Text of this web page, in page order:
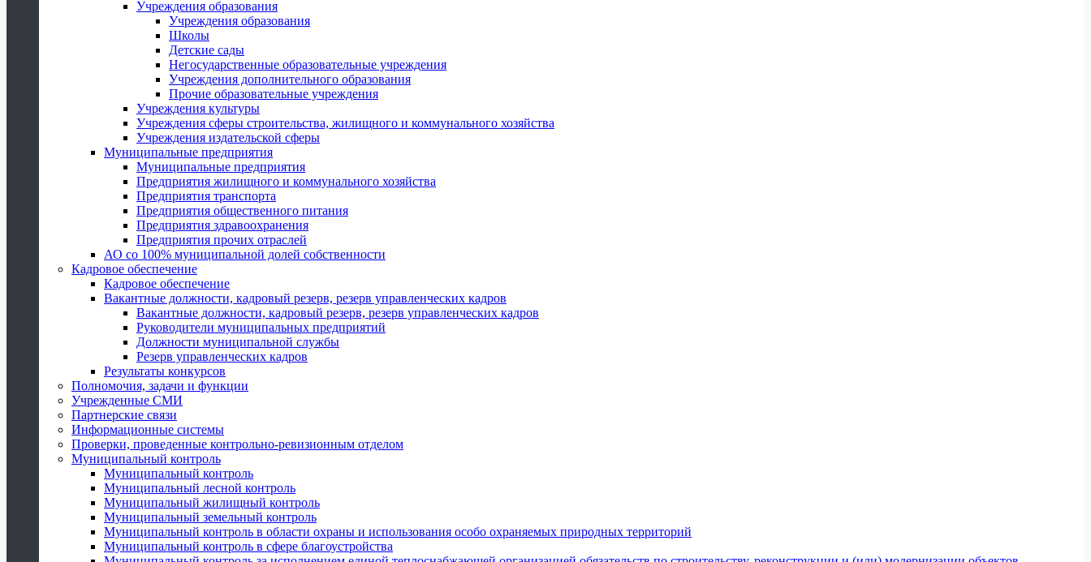
Учреждения образования
Учреждения образования
Школы
Детские сады
Негосударственные образовательные учреждения
Учреждения дополнительного образования
Прочие образовательные учреждения
Учреждения культуры
Учреждения сферы строительства, жилищного и коммунального хозяйства
Учреждения издательской сферы
Муниципальные предприятия
Муниципальные предприятия
Предприятия жилищного и коммунального хозяйства
Предприятия транспорта
Предприятия общественного питания
Предприятия здравоохранения
Предприятия прочих отраслей
АО со 100% муниципальной долей собственности
Кадровое обеспечение
Кадровое обеспечение
Вакантные должности, кадровый резерв, резерв управленческих кадров
Вакантные должности, кадровый резерв, резерв управленческих кадров
Руководители муниципальных предприятий
Должности муниципальной службы
Резерв управленческих кадров
Результаты конкурсов
Полномочия, задачи и функции
Учрежденные СМИ
Партнерские связи
Информационные системы
Проверки, проведенные контрольно-ревизионным отделом
Муниципальный контроль
Муниципальный контроль
Муниципальный лесной контроль
Муниципальный жилищный контроль
Муниципальный земельный контроль
Муниципальный контроль в области охраны и использования особо охраняемых природных территорий
Муниципальный контроль в сфере благоустройства